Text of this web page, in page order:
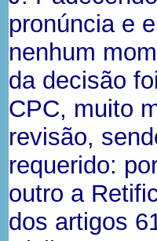
pronúncia e
nenhum
da decisão
CPC, muito
revisão,
requerido:
outro a
dos artigos